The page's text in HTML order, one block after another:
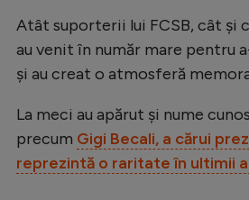
Stranieri
Clasamente
Tenis
Atât suporterii lui FCSB, cât și
au venit în număr mare pentru
și au creat o atmosferă
La meci au apărut și nume
precum Gigi Becali, a cărui
reprezintă o raritate în ultimii